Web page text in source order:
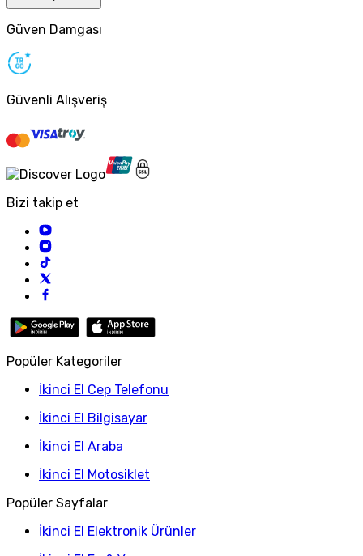
Güven Damgası
Güvenli Alışveriş
Bizi takip et
Popüler Kategoriler
İkinci El Cep Telefonu
İkinci El Bilgisayar
İkinci El Araba
İkinci El Motosiklet
Popüler Sayfalar
İkinci El Elektronik Ürünler